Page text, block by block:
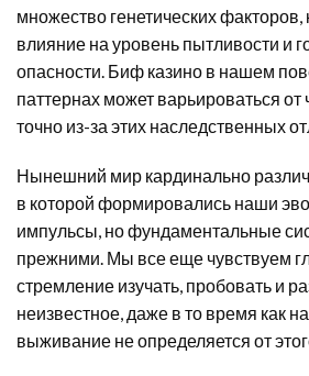
множество генетических
влияние на уровень пытливости и
опасности. Биф казино в нашем
паттернах может варьироваться от
точно из-за этих наследственных
Нынешний мир кардинально
в которой формировались наши
импульсы, но фундаментальные
прежними. Мы все еще чувствуем
стремление изучать, пробовать и
неизвестное, даже в то время как
выживание не определяется от